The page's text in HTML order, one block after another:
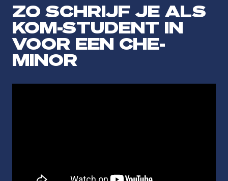
ZO SCHRIJF JE ALS
KOM-STUDENT IN
VOOR EEN CHE-
MINOR